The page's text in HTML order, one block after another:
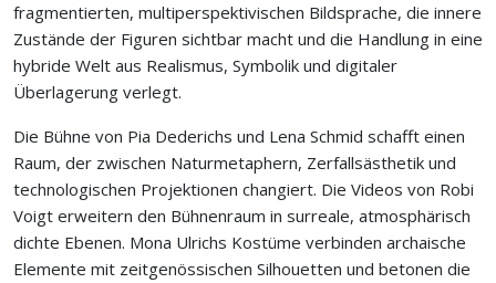
fragmentierten, multiperspektivischen Bildsprache, die innere
Zustände der Figuren sichtbar macht und die Handlung in eine
hybride Welt aus Realismus, Symbolik und digitaler
Überlagerung verlegt.
Die Bühne von Pia Dederichs und Lena Schmid schafft einen
Raum, der zwischen Naturmetaphern, Zerfallsästhetik und
technologischen Projektionen changiert. Die Videos von Robi
Voigt erweitern den Bühnenraum in surreale, atmosphärisch
dichte Ebenen. Mona Ulrichs Kostüme verbinden archaische
Elemente mit zeitgenössischen Silhouetten und betonen die